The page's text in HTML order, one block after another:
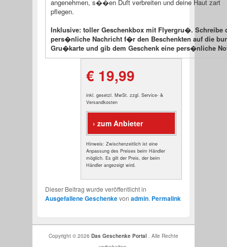
angenehmen, s��en Duft verbreiten und deine Haut zart
pflegen.
Inklusive: toller Geschenkbox mit Flyergru�. Schreibe
pers�nliche Nachricht f�r den Beschenkten auf die
Gru�karte und gib dem Geschenk eine pers�nliche
€ 19,99
inkl. gesetzl. MwSt. zzgl. Service- &
Versandkosten
› zum Anbieter
Hinweis: Zwischenzeitlich ist eine
Anpassung des Preises beim Händler
möglich. Es gilt der Preis, der beim
Händler angezeigt wird.
Dieser Beitrag wurde veröffentlicht in
Ausgefallene Geschenkevon admin. Permalink
Copyright © 2026 Das Geschenke Portal . Alle Rechte